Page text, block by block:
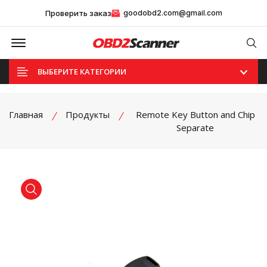
Проверить заказ goodobd2.com@gmail.com
Offcanvas Menu Open
ВЫБЕРИТЕ КАТЕГОРИИ
Главная Продукты
Remote Key Button and Chip
Separate
product view